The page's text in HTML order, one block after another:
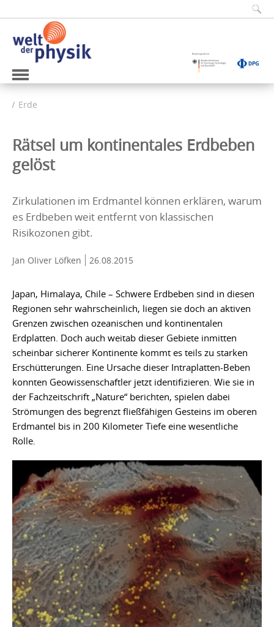
Erde
Rätsel um kontinentales Erdbeben
gelöst
Zirkulationen im Erdmantel können erklären, warum
es Erdbeben weit entfernt von klassischen
Risikozonen gibt.
Jan Oliver Löfken 26.08.2015
Japan, Himalaya, Chile – Schwere Erdbeben sind in diesen
Regionen sehr wahrscheinlich, liegen sie doch an aktiven
Grenzen zwischen ozeanischen und kontinentalen
Erdplatten. Doch auch weitab dieser Gebiete inmitten
scheinbar sicherer Kontinente kommt es teils zu starken
Erschütterungen. Eine Ursache dieser Intraplatten-Beben
konnten Geowissenschaftler jetzt identifizieren. Wie sie in
der Fachzeitschrift „Nature“ berichten, spielen dabei
Strömungen des begrenzt fließfähigen Gesteins im oberen
Erdmantel bis in 200 Kilometer Tiefe eine wesentliche
Rolle.